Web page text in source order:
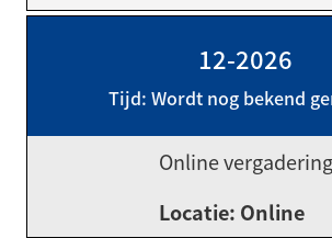
12-2026
Tijd: Wordt nog bekend
Online vergadering
Locatie: Online